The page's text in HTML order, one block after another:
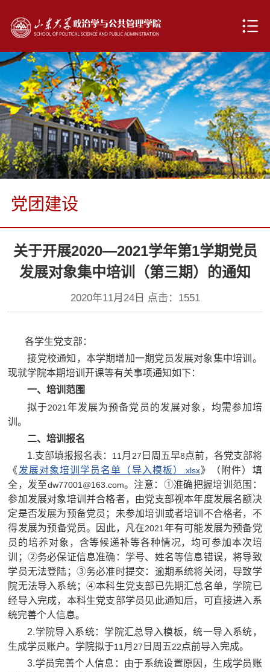
党团建设
关于开展2020—2021学年第1学期党员
发展对象集中培训（第三期）的通知
2020年11月24日 点击： 1551
各学生党支部：
接党校通知，本学期增加一期党员发展对象集中培训。
现就学院本期培训开课等有关事项通知如下：
一、培训范围
拟于2021 年发展为预备党员的发展对象，均需参加培
训。
二、培训报名
1.支部填报报名表： 11 月 27 日周五早8点前，各党支部将
《 发展对象培训学员名单（导入模板） .xlsx》（附件）填
全，发至dw77001@163.com。注意：①准确把握培训范围：
参加发展对象培训并合格者，由党支部视本年度发展名额决
定是否发展为预备党员；未参加培训或者培训不合格者，不
得发展为预备党员。因此，凡在2021 年有可能发展为预备党
员的培养对象，含等候递补等各种情况，均可参加本次培
训；②务必保证信息准确：学号、姓名等信息错误，将导致
学员无法登陆；③务必准时提交：逾期系统将关闭，导致学
院无法导入系统；④本科生党支部已先期汇总名单，学院已
经导入完成，本科生党支部学员见此通知后，可直接进入系
统完善个人信息。
2.学院导入系统：学院汇总导入模板，统一导入系统，
生成学员账户。学院拟于11月 27 日周五22点前导入完成。
3.学员完善个人信息：由于系统设置原因，生成学员账